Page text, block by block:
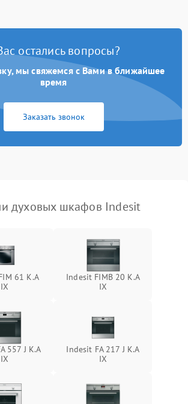
остались вопросы?
мы свяжемся с Вами в ближайшее
время
Заказать звонок
духовых шкафов Indesit
61 K.A
IX
Indesit FIMB 20 K.A
IX
557 J K.A
IX
Indesit FA 217 J K.A
IX